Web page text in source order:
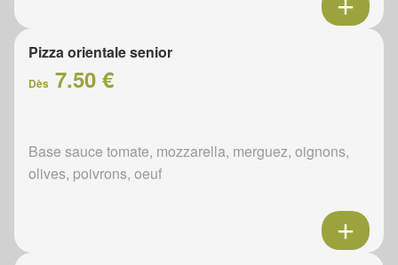
Pizza orientale senior
Dès 7.50 €
Base sauce tomate, mozzarella, merguez, oignons,
olives, poivrons, oeuf